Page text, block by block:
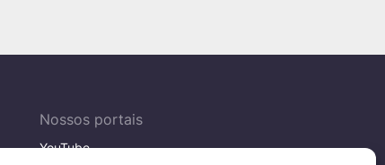
Nossos portais
YouTube